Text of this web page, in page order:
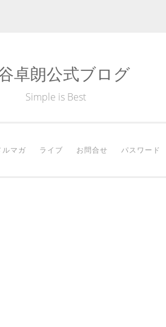
卓朗公式ブログ
Simple is Best
ルマガ ライブ お問合せ パスワード